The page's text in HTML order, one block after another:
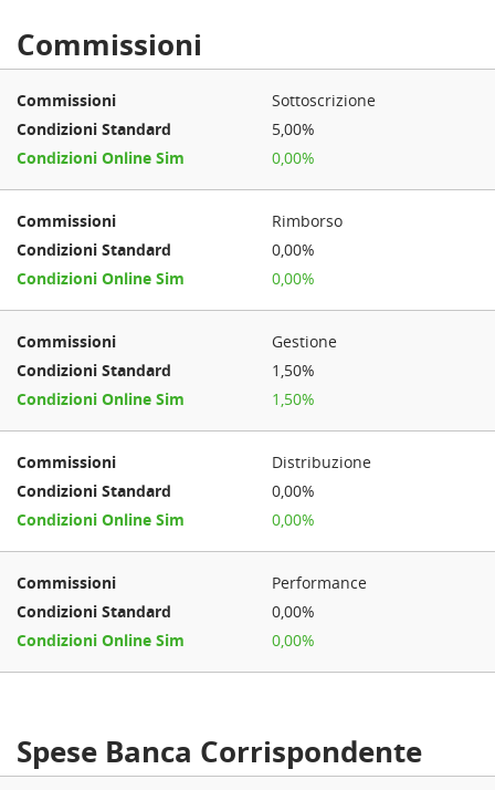
Commissioni
Sottoscrizione
5,00%
0,00%
Rimborso
0,00%
0,00%
Gestione
1,50%
1,50%
Distribuzione
0,00%
0,00%
Performance
0,00%
0,00%
Spese Banca Corrispondente